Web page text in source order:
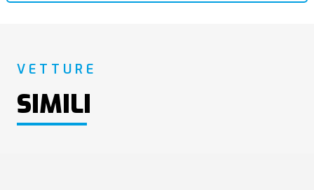
VETTURE
SIMILI